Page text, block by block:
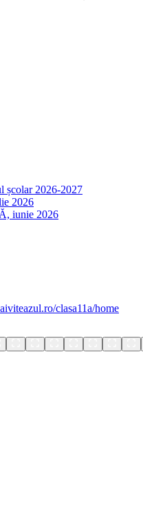
școlar 2026-2027
2026
iunie 2026
clasa11a/home